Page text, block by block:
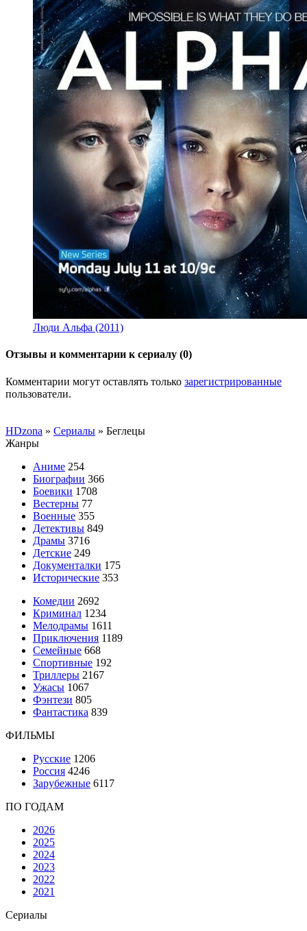
Люди Альфа (2011)
Отзывы и комментарии к сериалу (0)
Комментарии могут оставлять только зарегистрированные
пользователи.
HDzona » Сериалы » Беглецы
Жанры
Аниме 254
Биографии 366
Боевики 1708
Вестерны 77
Военные 355
Детективы 849
Драмы 3716
Детские 249
Документалки 175
Исторические 353
Комедии 2692
Криминал 1234
Мелодрамы 1611
Приключения 1189
Семейные 668
Спортивные 192
Триллеры 2167
Ужасы 1067
Фэнтези 805
Фантастика 839
ФИЛЬМЫ
Русские 1206
Россия 4246
Зарубежные 6117
ПО ГОДАМ
2026
2025
2024
2023
2022
2021
Сериалы